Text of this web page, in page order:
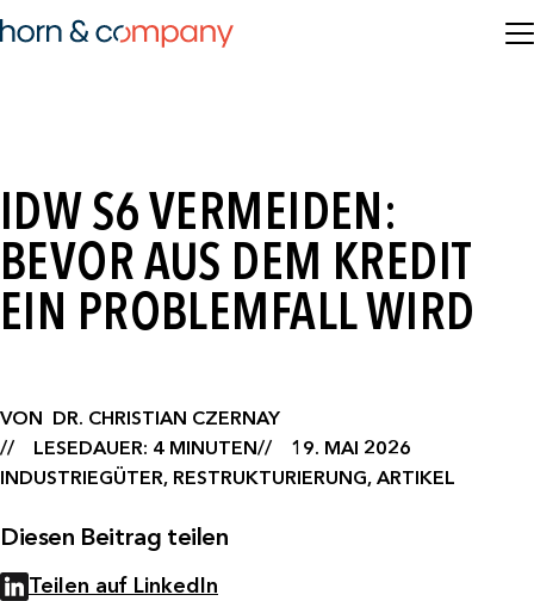
IDW S6 VERMEIDEN:
BEVOR AUS DEM KREDIT
EIN PROBLEMFALL WIRD
VON DR. CHRISTIAN CZERNAY
LESEDAUER: 4 MINUTEN
19. MAI 2026
INDUSTRIEGÜTER, RESTRUKTURIERUNG, ARTIKEL
Diesen Beitrag teilen
Teilen auf LinkedIn